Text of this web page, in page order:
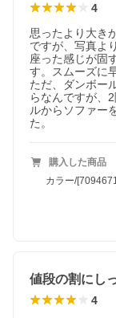
4
思ったより大き
ですが、写真よ
座った感じが固
す。スムーズに
ただ、ダンボー
らなんですが、
ルからソファー
た。
購入した商品
カラー/
4